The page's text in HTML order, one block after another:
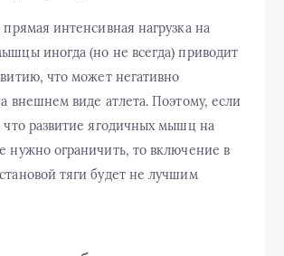
прямая интенсивная нагрузка на
иногда (но не всегда) приводит
что может негативно
внешнем виде атлета. Поэтому, если
что развитие ягодичных мышц на
нужно ограничить, то включение в
тяги будет не лучшим